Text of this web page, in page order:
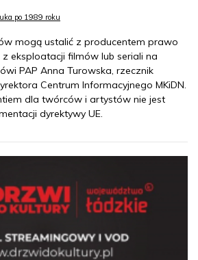
po 1989 roku
mogą ustalić z producentem prawo
eksploatacji filmów lub seriali na
PAP Anna Turowska, rzecznik
Centrum Informacyjnego MKiDN.
dla twórców i artystów nie jest
dyrektywy UE.